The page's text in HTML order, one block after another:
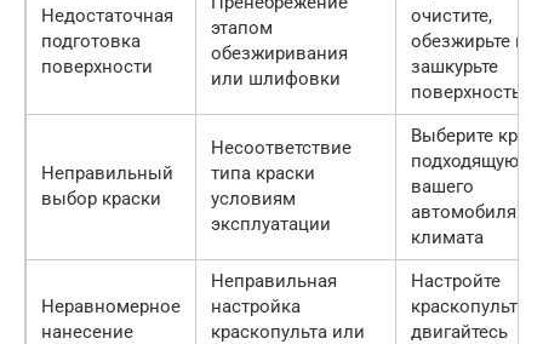
Недостаточная
подготовка
поверхности
этапом
обезжиривания
или шлифовки
очистите,
обезжирьте и
зашкурьте
поверхность
Неправильный
выбор краски
Несоответствие
типа краски
условиям
эксплуатации
Выберите
подходящую
вашего
автомобиля и
климата
Неравномерное
нанесение
Неправильная
настройка
краскопульта или
Настройте
краскопульт и
двигайтесь